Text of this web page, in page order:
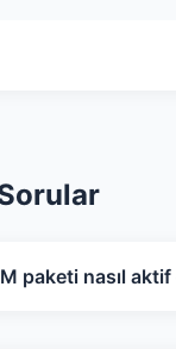
paketi nasıl